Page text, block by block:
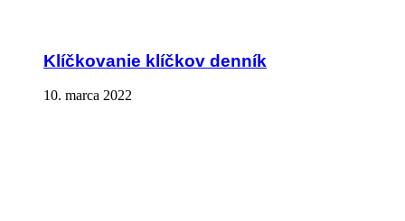
Klíčkovanie klíčkov denník
10. marca 2022